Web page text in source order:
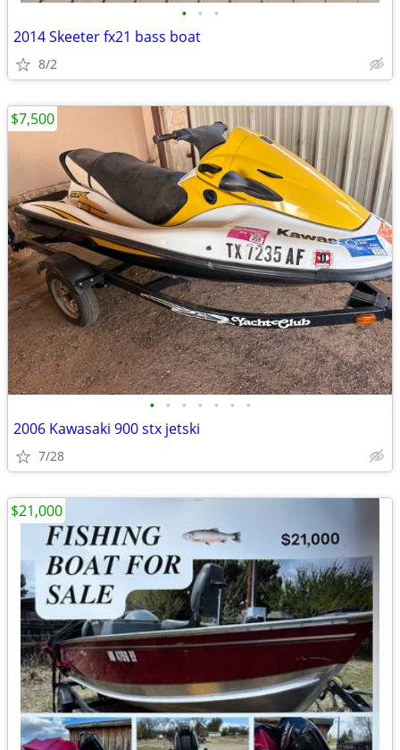
• • •
2014 Skeeter fx21 bass boat
8/2
• • • • • • •
2006 Kawasaki 900 stx jetski
7/28
$7,500
$21,000